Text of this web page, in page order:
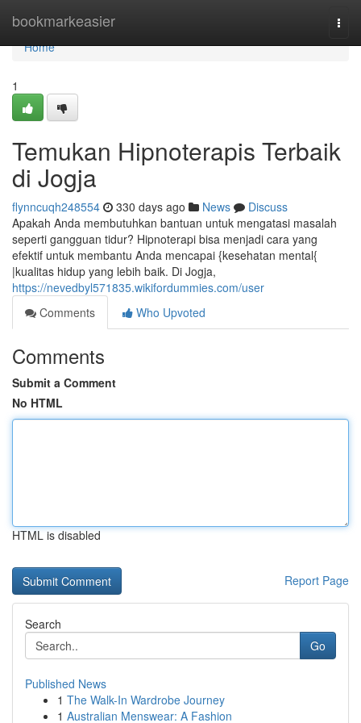
bookmarkeasier
Home
Home
1
Temukan Hipnoterapis Terbaik
di Jogja
flynncuqh248554 330 days ago News
Discuss
Apakah Anda membutuhkan bantuan untuk mengatasi masalah
seperti gangguan tidur? Hipnoterapi bisa menjadi cara yang
efektif untuk membantu Anda mencapai {kesehatan mental{
|kualitas hidup yang lebih baik. Di Jogja,
https://nevedbyl571835.wikifordummies.com/user
Comments
Who Upvoted
Comments
Submit a Comment
No HTML
HTML is disabled
Report Page
Search
Go
Published News
1 The Walk-In Wardrobe Journey
1 Australian Menswear: A Fashion